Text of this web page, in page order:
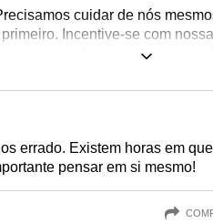
cuidar de nós
Incentive-se com
quem realmente importa:
errado. Existem horas em
pensar em si mesmo!